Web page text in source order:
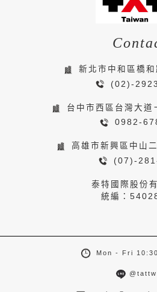
新北市中和區橋
(02)-
台中市西區台灣大
0982-
高雄市新興區中山
(07)-
泰特國際股份
統編：
Mon - Fri
@tattw